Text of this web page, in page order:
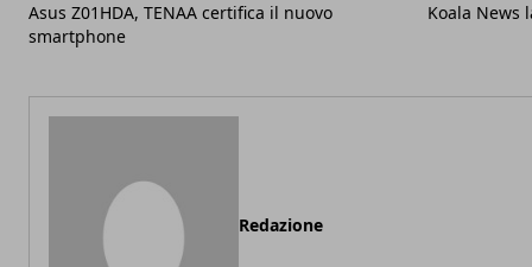
Asus Z01HDA, TENAA certifica il nuovo
smartphone
Koala News
Redazione